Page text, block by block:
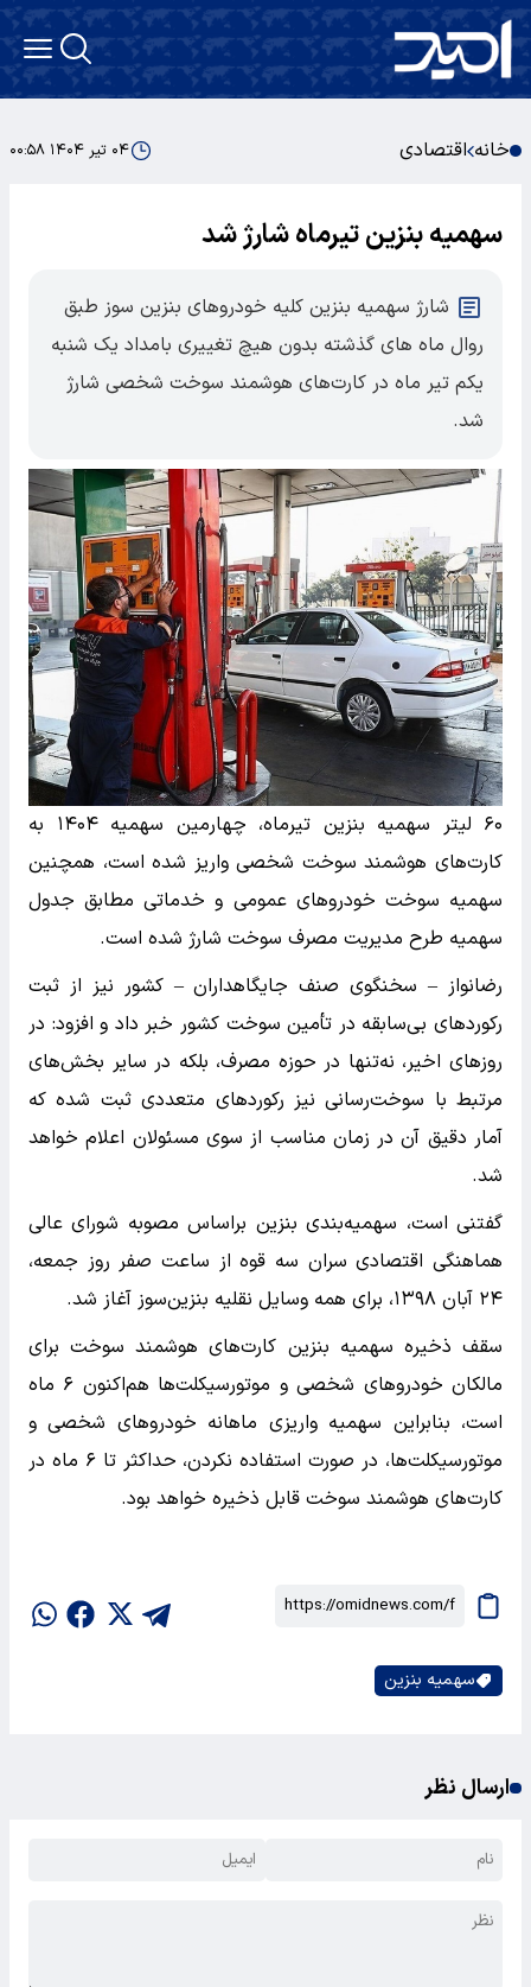
خانه اقتصادی ۰۴ تیر ۱۴۰۴ ۰۰:۵۸
سهمیه بنزین تیرماه شارژ شد
شارژ سهمیه بنزین کلیه خودروهای بنزین سوز طبق
روال ماه های گذشته بدون هیچ تغییری بامداد یک شنبه
یکم تیر ماه در کارت‌های هوشمند سوخت شخصی شارژ
شد.
۶۰ لیتر سهمیه بنزین تیرماه، چهارمین سهمیه ۱۴۰۴ به
کارت‌های هوشمند سوخت شخصی واریز شده است، همچنین
سهمیه سوخت خودروهای عمومی و خدماتی مطابق جدول
سهمیه طرح مدیریت مصرف سوخت شارژ شده است.
رضانواز – سخنگوی صنف جایگاهداران – کشور نیز از ثبت
رکوردهای بی‌سابقه در تأمین سوخت کشور خبر داد و افزود: در
روزهای اخیر، نه‌تنها در حوزه مصرف، بلکه در سایر بخش‌های
مرتبط با سوخت‌رسانی نیز رکوردهای متعددی ثبت شده که
آمار دقیق آن در زمان مناسب از سوی مسئولان اعلام خواهد
شد.
گفتنی است، سهمیه‌بندی بنزین براساس مصوبه شورای عالی
هماهنگی اقتصادی سران سه قوه از ساعت صفر روز جمعه،
۲۴ آبان ‌۱۳۹۸، برای همه وسایل نقلیه بنزین‌سوز آغاز شد.
سقف ذخیره سهمیه بنزین کارت‌های هوشمند سوخت برای
مالکان خودروهای شخصی و موتورسیکلت‌ها هم‌اکنون ۶ ماه
است، بنابراین سهمیه واریزی ماهانه خودروهای شخصی و
موتورسیکلت‌ها، در صورت استفاده‌ نکردن، حداکثر تا ۶ ماه در
کارت‌های هوشمند سوخت قابل ذخیره خواهد بود.
سهمیه بنزین
ارسال نظر